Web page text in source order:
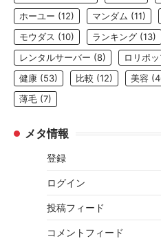
ホーユー (12) マンダム (11)
モウダス (10) ランキング (13)
レンタルサーバー (8) ロリポ
健康 (53) 比較 (12) 美容
薄毛 (7)
メタ情報
登録
ログイン
投稿フィード
コメントフィード